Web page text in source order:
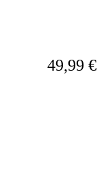
49,99 €